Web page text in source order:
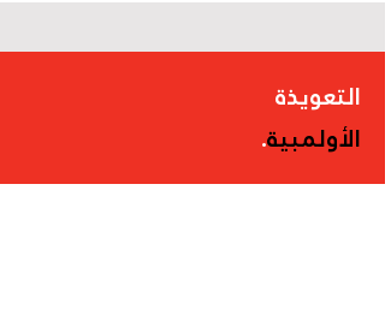
التعويذة
الأولمبية.